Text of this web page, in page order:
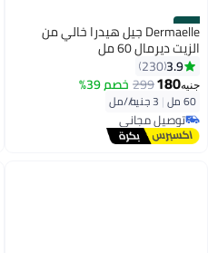
#23 Dermaelle جيل هيدرا خالي من
الزيت ديرمال 60 مل
3.9
230
جنيه180
299 خصم 39%
60 مل |
توصيل مجاني
تم بيع +440 مؤخرًا
توصيل مجاني